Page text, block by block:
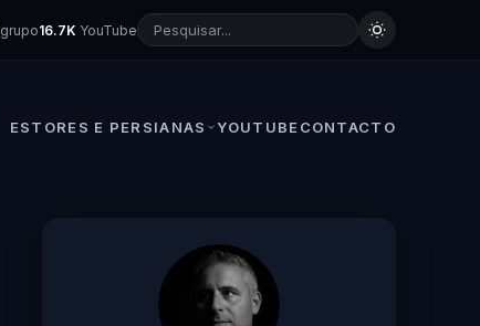
grupo16.7K YouTube
ESTORES E PERSIANAS YOUTUBE CONTACTO